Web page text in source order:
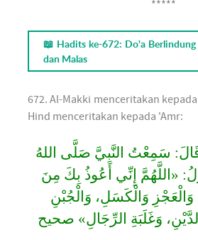
*****
📖 Hadits ke-672: Do'a
dan Malas
672. Al-Makki menceritakan
Hind menceritakan kepada 'Amr:
قَالَ: سَمِعْتُ النَّبِيَّ صَلَّى اللهُ
«اللَّهُمَّ إِنِّي أَعُوذُ بِكَ مِنَ
وَالْعَجْزِ وَالْكَسَلِ، وَالْجُبْنِ
وَغَلَبَةِ الرِّجَالِ» صحيح